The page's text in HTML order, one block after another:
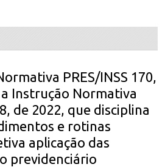
PRES/INSS 170,
Instrução Normativa
de 2022, que disciplina
e rotinas
aplicação das
previdenciário